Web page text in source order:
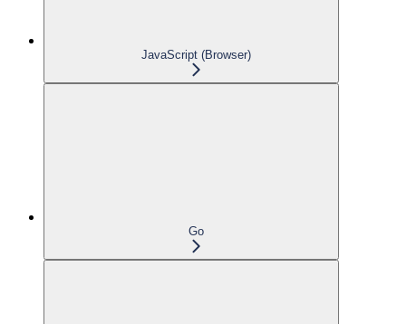
JavaScript (Browser)
Go